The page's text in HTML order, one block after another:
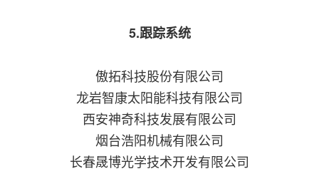
5.跟踪系统
傲拓科技股份有限公司
龙岩智康太阳能科技有限公司
西安神奇科技发展有限公司
烟台浩阳机械有限公司
长春晟博光学技术开发有限公司